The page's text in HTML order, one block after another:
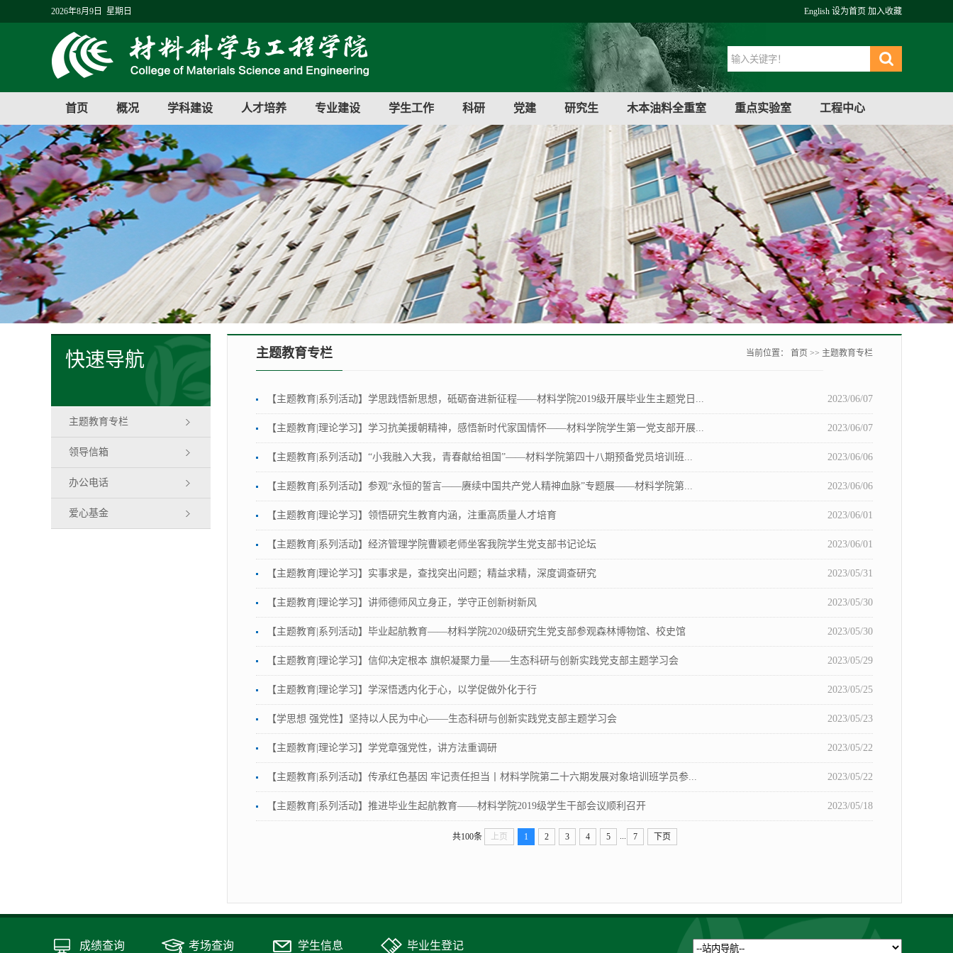
2026年8月9日 星期日 English 设为首页 加入收藏
首页 概况 学科建设 人才培养 专业建设 学生工作 科研 党建 研究生 木本油料全重室 重点实验室 工程中心
快速导航
主题教育专栏
领导信箱
办公电话
爱心基金
主题教育专栏 当前位置： 首页 >> 主题教育专栏
2023/06/07
【主题教育|系列活动】学思践悟新思想，砥砺奋进新征程——材料学院2019级开展毕业生主题党日...
2023/06/07
【主题教育|理论学习】学习抗美援朝精神，感悟新时代家国情怀——材料学院学生第一党支部开展...
2023/06/06
【主题教育|系列活动】“小我融入大我，青春献给祖国”——材料学院第四十八期预备党员培训班...
2023/06/06
【主题教育|系列活动】参观“永恒的誓言——赓续中国共产党人精神血脉”专题展——材料学院第...
2023/06/01
【主题教育|理论学习】领悟研究生教育内涵，注重高质量人才培育
2023/06/01
【主题教育|系列活动】经济管理学院曹颖老师坐客我院学生党支部书记论坛
2023/05/31
【主题教育|理论学习】实事求是，查找突出问题；精益求精，深度调查研究
2023/05/30
【主题教育|理论学习】讲师德师风立身正，学守正创新树新风
2023/05/30
【主题教育|系列活动】毕业起航教育——材料学院2020级研究生党支部参观森林博物馆、校史馆
2023/05/29
【主题教育|理论学习】信仰决定根本 旗帜凝聚力量——生态科研与创新实践党支部主题学习会
2023/05/25
【主题教育|理论学习】学深悟透内化于心，以学促做外化于行
2023/05/23
【学思想 强党性】坚持以人民为中心——生态科研与创新实践党支部主题学习会
2023/05/22
【主题教育|理论学习】学党章强党性，讲方法重调研
2023/05/22
【主题教育|系列活动】传承红色基因 牢记责任担当丨材料学院第二十六期发展对象培训班学员参...
2023/05/18
【主题教育|系列活动】推进毕业生起航教育——材料学院2019级学生干部会议顺利召开
共100条 上页 1 2 3 4 5 7 下页
成绩查询 考场查询 学生信息 毕业生登记